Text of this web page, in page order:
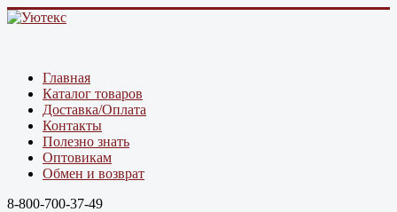
Главная
Каталог товаров
Доставка/Оплата
Контакты
Полезно знать
Оптовикам
Обмен и возврат
8-800-700-37-49